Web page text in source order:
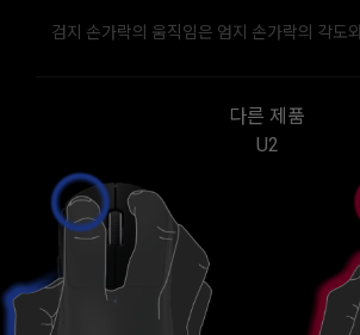
검지 손가락의 움직임은 엄지 손가락의 각도
다른 제품
U2